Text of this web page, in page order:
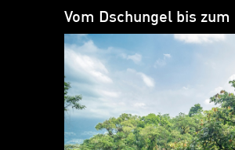
Vom Dschungel bis